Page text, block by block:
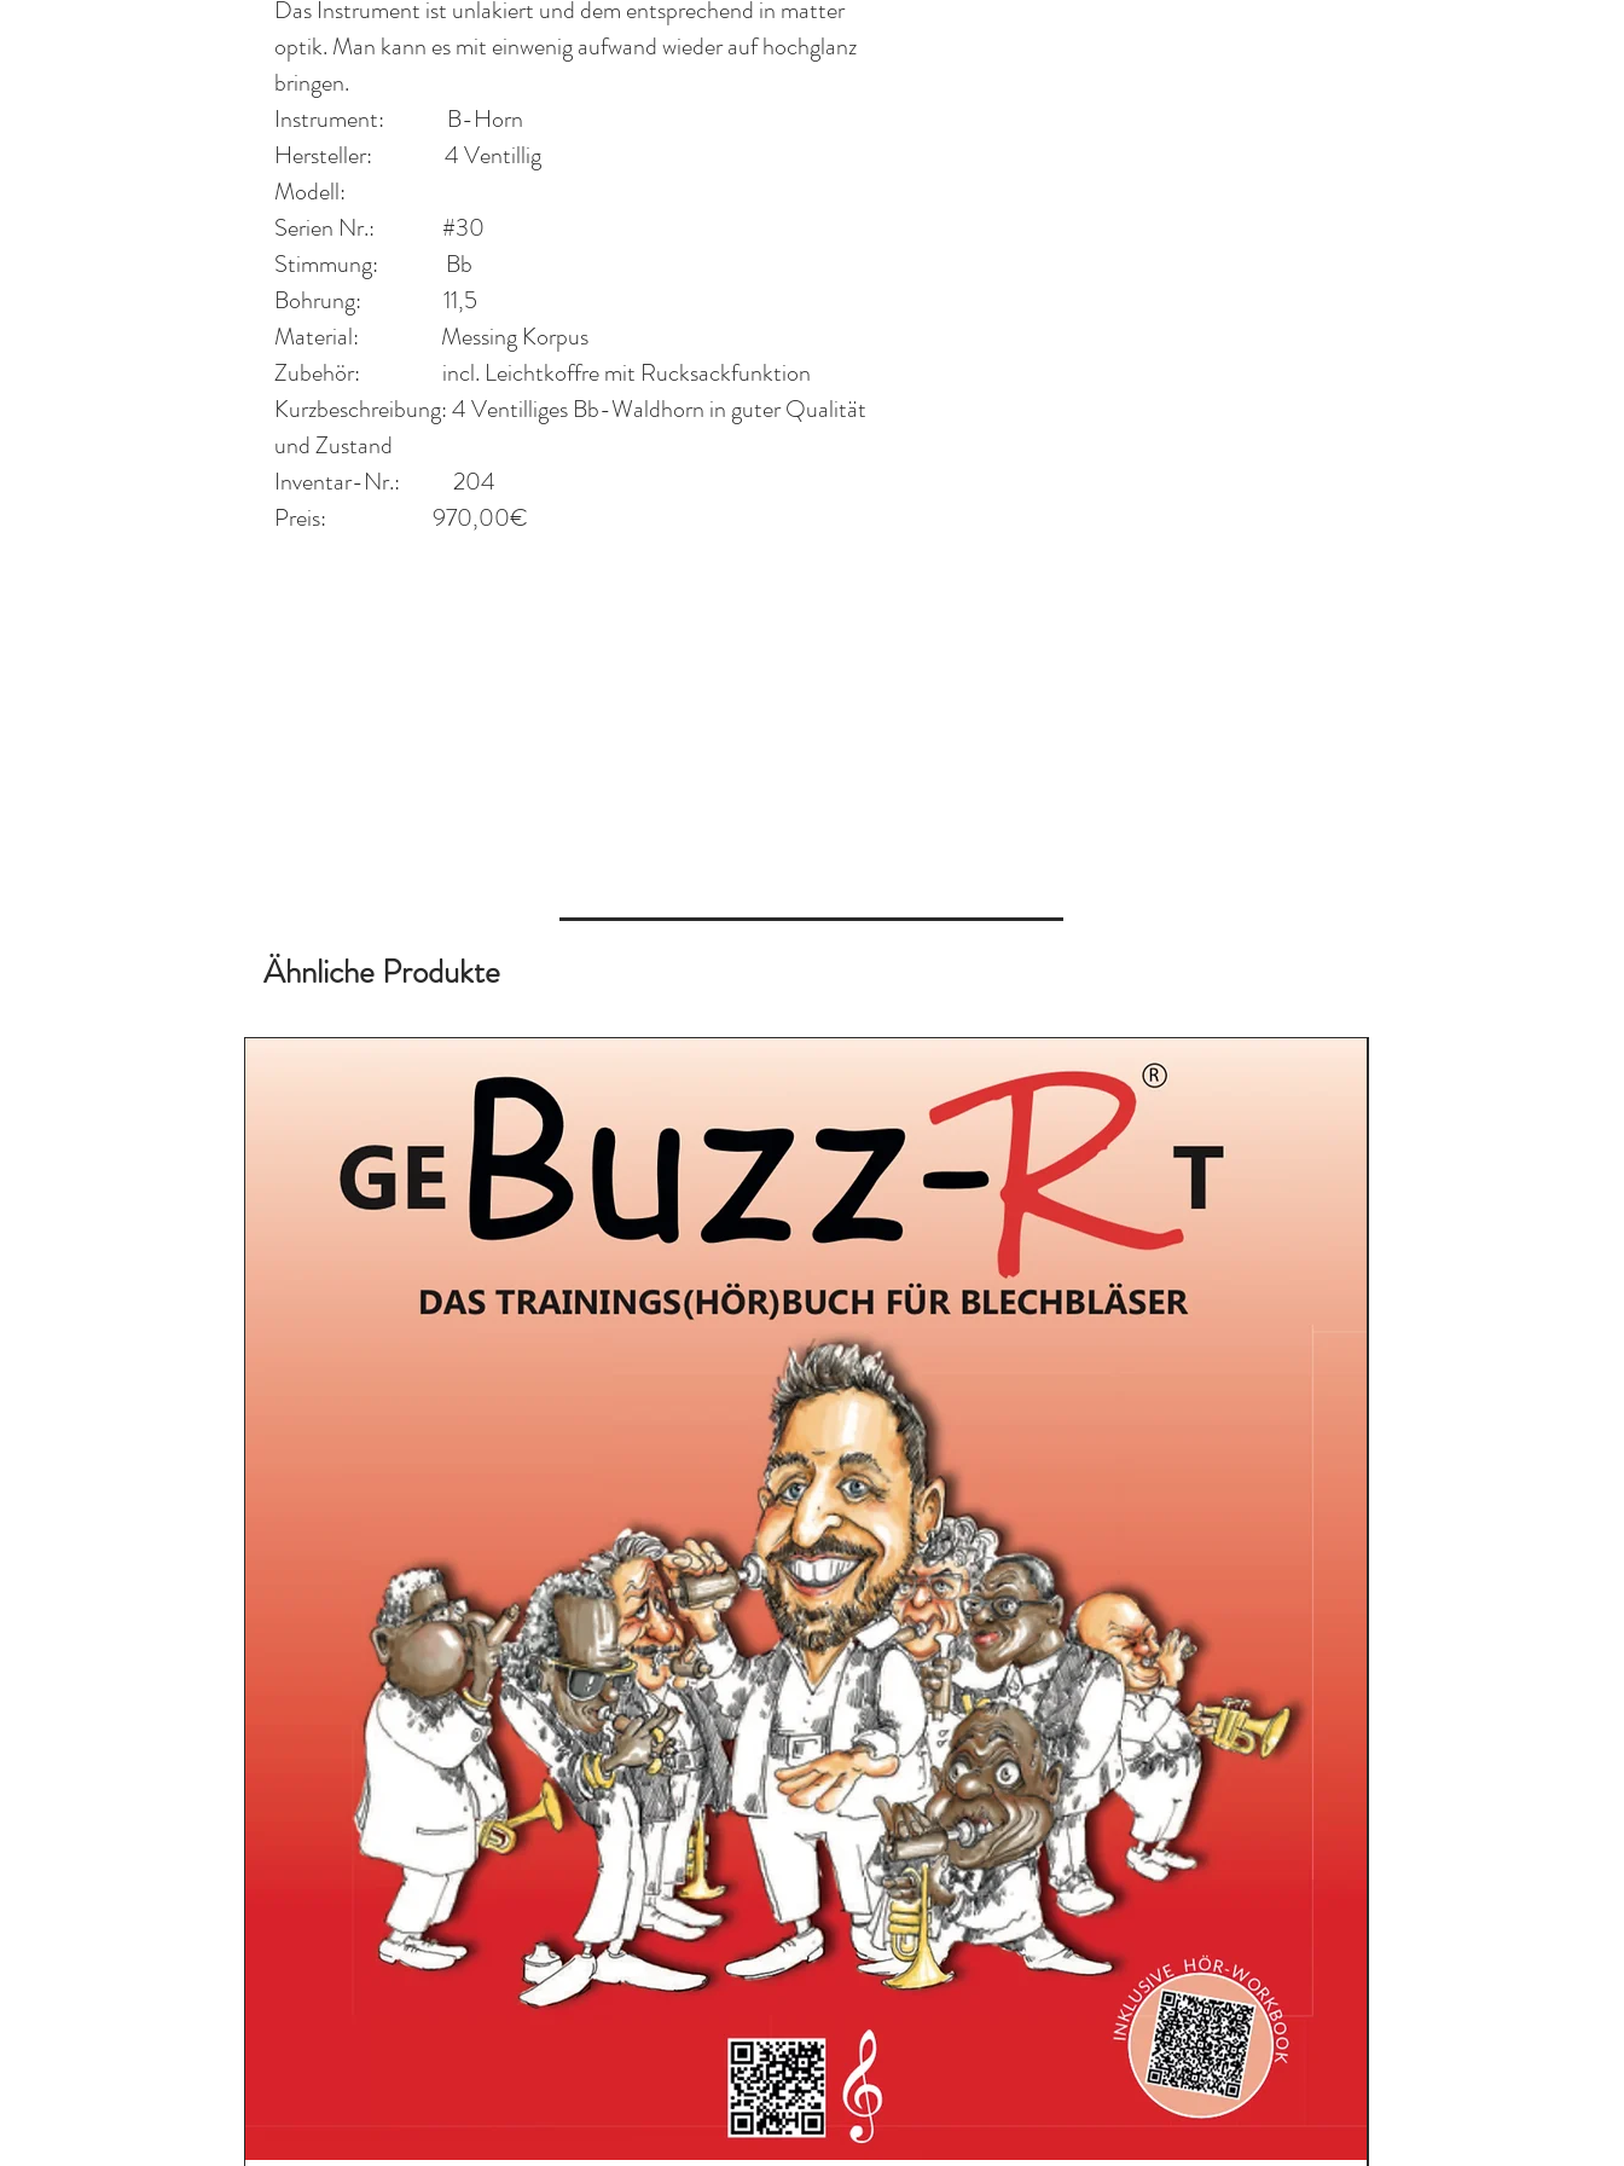
Das Instrument ist unlakiert und dem entsprechend in matter
optik. Man kann es mit einwenig aufwand wieder auf hochglanz
bringen.
Instrument: B-Horn
Hersteller: 4 Ventillig
Modell:
Serien Nr.: #30
Stimmung: Bb
Bohrung: 11,5
Material: Messing Korpus
Zubehör: incl. Leichtkoffre mit Rucksackfunktion
Kurzbeschreibung:4 Ventilliges Bb-Waldhorn in guter Qualität
und Zustand
Inventar-Nr.: 204
Preis: 970,00€
Ähnliche Produkte